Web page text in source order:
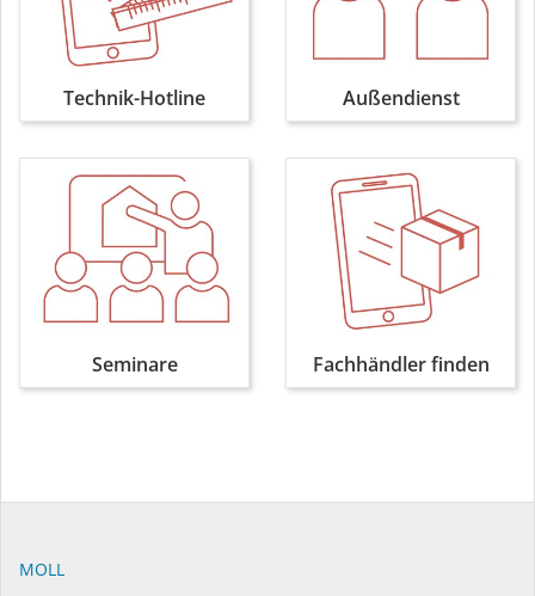
Technik-Hotline Außendienst
Seminare Fachhändler finden
MOLL